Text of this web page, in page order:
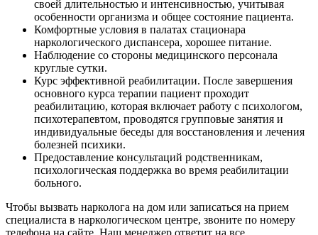
своей длительностью и интенсивностью, учитывая
особенности организма и общее состояние пациента.
Комфортные условия в палатах стационара
наркологического диспансера, хорошее питание.
Наблюдение со стороны медицинского персонала
круглые сутки.
Курс эффективной реабилитации. После завершения
основного курса терапии пациент проходит
реабилитацию, которая включает работу с психологом,
психотерапевтом, проводятся групповые занятия и
индивидуальные беседы для восстановления и лечения
болезней психики.
Предоставление консультаций родственникам,
психологическая поддержка во время реабилитации
больного.
Чтобы вызвать нарколога на дом или записаться на прием
специалиста в наркологическом центре, звоните по номеру